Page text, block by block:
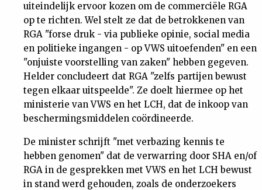
uiteindelijk ervoor kozen om de commerciële RGA
op te richten. Wel stelt ze dat de betrokkenen van
RGA "forse druk - via publieke opinie, social media
en politieke ingangen - op VWS uitoefenden" en een
"onjuiste voorstelling van zaken" hebben gegeven.
Helder concludeert dat RGA "zelfs partijen bewust
tegen elkaar uitspeelde". Ze doelt hiermee op het
ministerie van VWS en het LCH, dat de inkoop van
beschermingsmiddelen coördineerde.
De minister schrijft "met verbazing kennis te
hebben genomen" dat de verwarring door SHA en/of
RGA in de gesprekken met VWS en het LCH bewust
in stand werd gehouden, zoals de onderzoekers